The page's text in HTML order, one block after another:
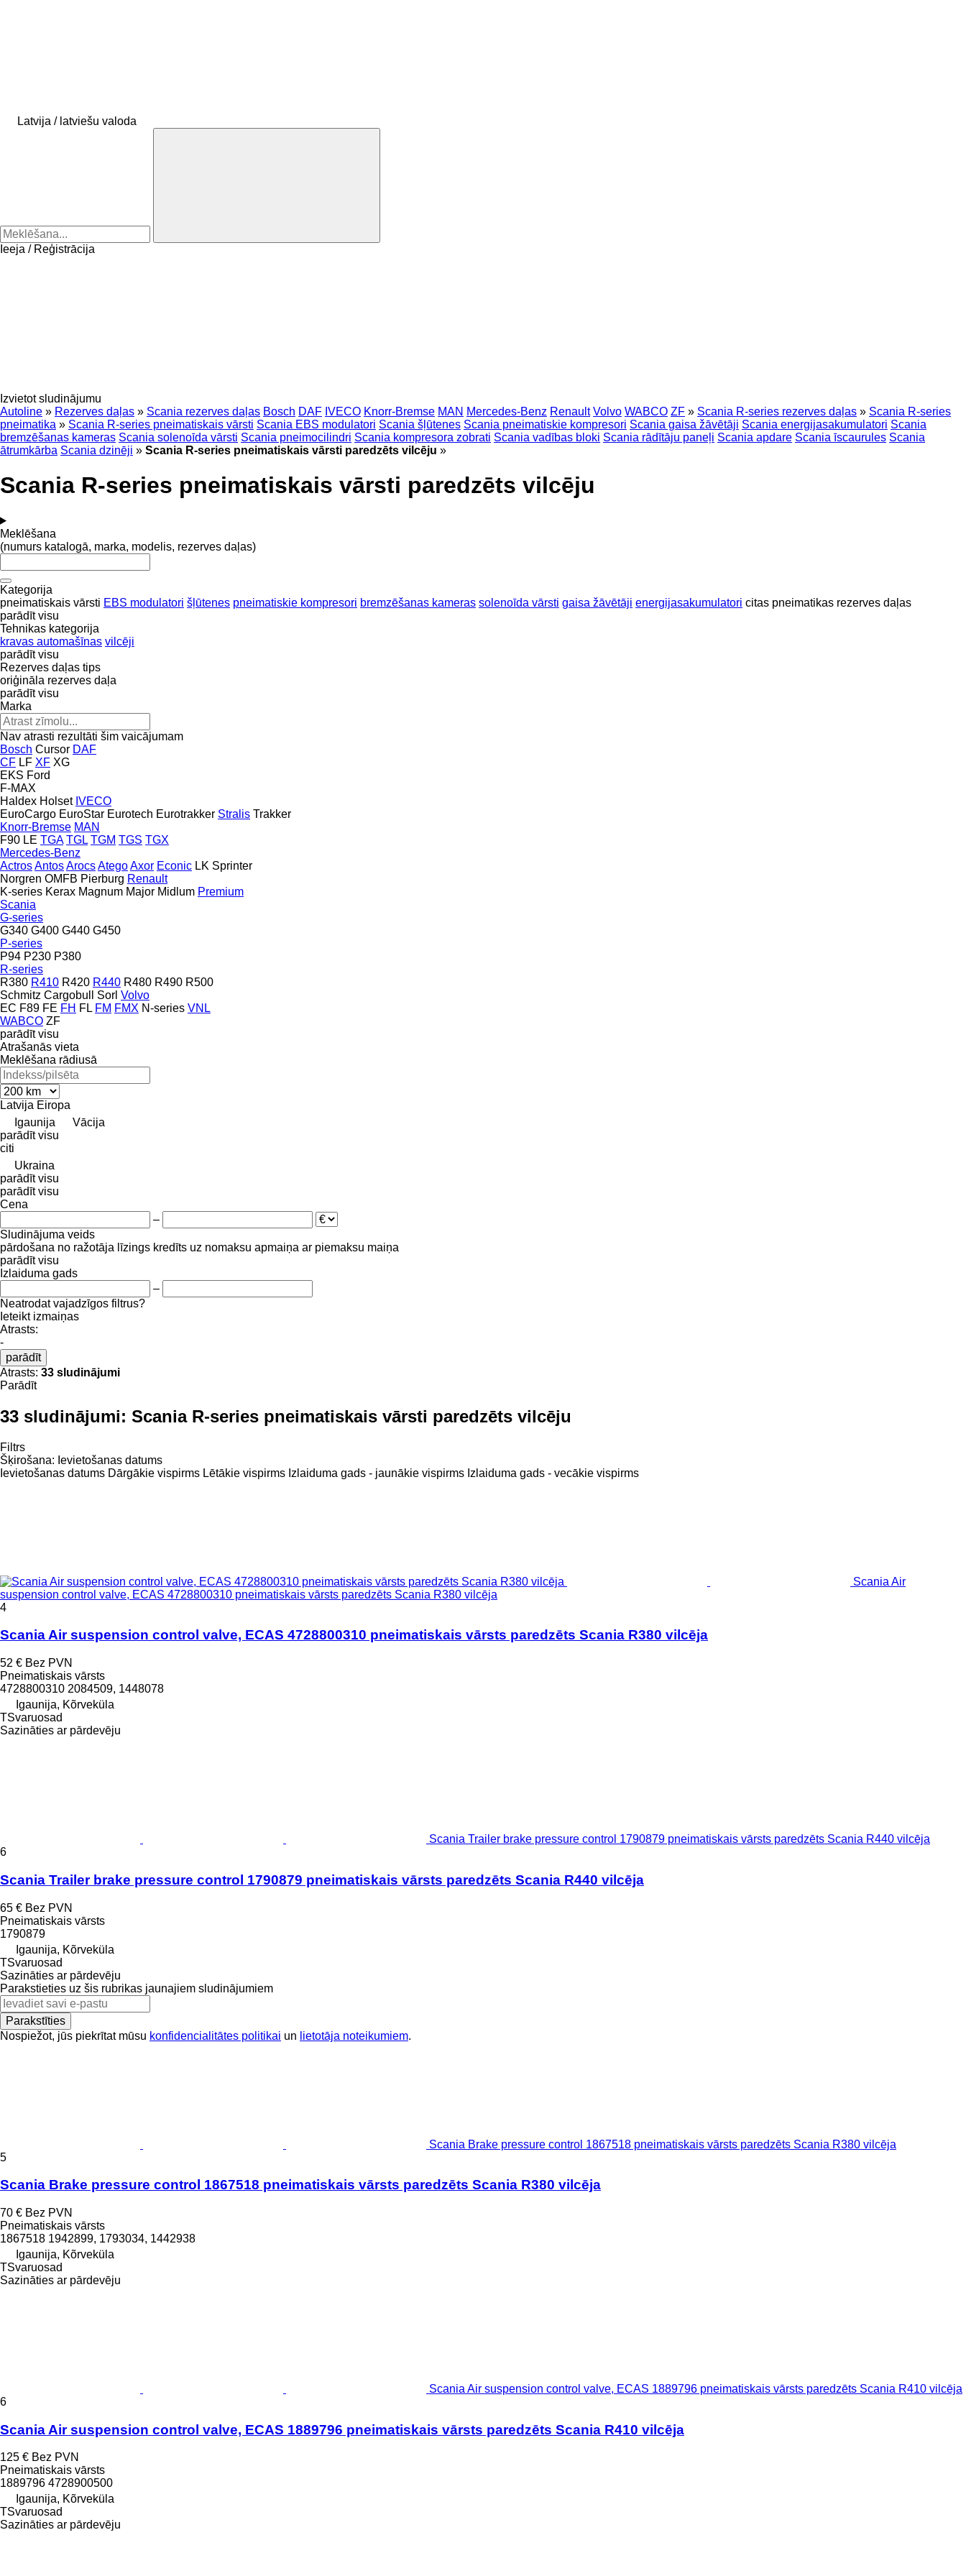
Latvija / latviešu valoda
Ieeja / Reģistrācija
Izvietot sludinājumu
Autoline » Rezerves daļas » Scania rezerves daļas Bosch DAF IVECO Knorr-Bremse MAN Mercedes-Benz Renault Volvo WABCO ZF » Scania R-series rezerves daļas » Scania R-series
pneimatika » Scania R-series pneimatiskais vārsti Scania EBS modulatori Scania šļūtenes Scania pneimatiskie kompresori Scania gaisa žāvētāji Scania energijasakumulatori Scania
bremzēšanas kameras Scania solenoīda vārsti Scania pneimocilindri Scania kompresora zobrati Scania vadības bloki Scania rādītāju paneļi Scania apdare Scania īscaurules Scania
ātrumkārba Scania dzinēji » Scania R-series pneimatiskais vārsti paredzēts vilcēju »
Scania R-series pneimatiskais vārsti paredzēts vilcēju
Meklēšana
(numurs katalogā, marka, modelis, rezerves daļas)
Kategorija
pneimatiskais vārsti EBS modulatori šļūtenes pneimatiskie kompresori bremzēšanas kameras solenoīda vārsti gaisa žāvētāji energijasakumulatori citas pneimatikas rezerves daļas
parādīt visu
Tehnikas kategorija
kravas automašīnas vilcēji
parādīt visu
Rezerves daļas tips
oriģināla rezerves daļa
parādīt visu
Marka
Nav atrasti rezultāti šim vaicājumam
Bosch Cursor DAF
CF LF XF XG
EKS Ford
F-MAX
Haldex Holset IVECO
EuroCargo EuroStar Eurotech Eurotrakker Stralis Trakker
Knorr-Bremse MAN
F90 LE TGA TGL TGM TGS TGX
Mercedes-Benz
ActrosAntosArocsAtegoAxor Econic LK Sprinter
Norgren OMFB Pierburg Renault
K-series Kerax Magnum Major Midlum Premium
Scania
G-series
G340 G400 G440 G450
P-series
P94 P230 P380
R-series
R380 R410 R420 R440 R480 R490 R500
Schmitz Cargobull
Sorl Volvo
EC F89 FE FH FL FM FMX N-series VNL
WABCO ZF
parādīt visu
Atrašanās vieta
Meklēšana rādiusā
Latvija Eiropa
Igaunija
Vācija
parādīt visu
citi
Ukraina
parādīt visu
parādīt visu
Cena
–
Sludinājuma veids
pārdošana no ražotāja līzings kredīts uz nomaksu apmaiņa ar piemaksu maiņa
parādīt visu
Izlaiduma gads
–
Neatrodat vajadzīgos filtrus?
Ieteikt izmaiņas
Atrasts:
-
parādīt
Atrasts: 33 sludinājumi
Parādīt
33 sludinājumi: Scania R-series pneimatiskais vārsti paredzēts vilcēju
Filtrs
Šķirošana: Ievietošanas datums
Ievietošanas datums Dārgākie vispirms Lētākie vispirms Izlaiduma gads - jaunākie vispirms Izlaiduma gads - vecākie vispirms
Scania Air
suspension control valve, ECAS 4728800310 pneimatiskais vārsts paredzēts Scania R380 vilcēja
4
Scania Air suspension control valve, ECAS 4728800310 pneimatiskais vārsts paredzēts Scania R380 vilcēja
52 € Bez PVN
Pneimatiskais vārsts
4728800310 2084509, 1448078
Igaunija, Kõrveküla
TSvaruosad
Sazināties ar pārdevēju
Scania Trailer brake pressure control 1790879 pneimatiskais vārsts paredzēts Scania R440 vilcēja
6
Scania Trailer brake pressure control 1790879 pneimatiskais vārsts paredzēts Scania R440 vilcēja
65 € Bez PVN
Pneimatiskais vārsts
1790879
Igaunija, Kõrveküla
TSvaruosad
Sazināties ar pārdevēju
Parakstieties uz šis rubrikas jaunajiem sludinājumiem
Parakstīties
Nospiežot, jūs piekrītat mūsu konfidencialitātes politikai un lietotāja noteikumiem.
Scania Brake pressure control 1867518 pneimatiskais vārsts paredzēts Scania R380 vilcēja
5
Scania Brake pressure control 1867518 pneimatiskais vārsts paredzēts Scania R380 vilcēja
70 € Bez PVN
Pneimatiskais vārsts
1867518 1942899, 1793034, 1442938
Igaunija, Kõrveküla
TSvaruosad
Sazināties ar pārdevēju
Scania Air suspension control valve, ECAS 1889796 pneimatiskais vārsts paredzēts Scania R410 vilcēja
6
Scania Air suspension control valve, ECAS 1889796 pneimatiskais vārsts paredzēts Scania R410 vilcēja
125 € Bez PVN
Pneimatiskais vārsts
1889796 4728900500
Igaunija, Kõrveküla
TSvaruosad
Sazināties ar pārdevēju